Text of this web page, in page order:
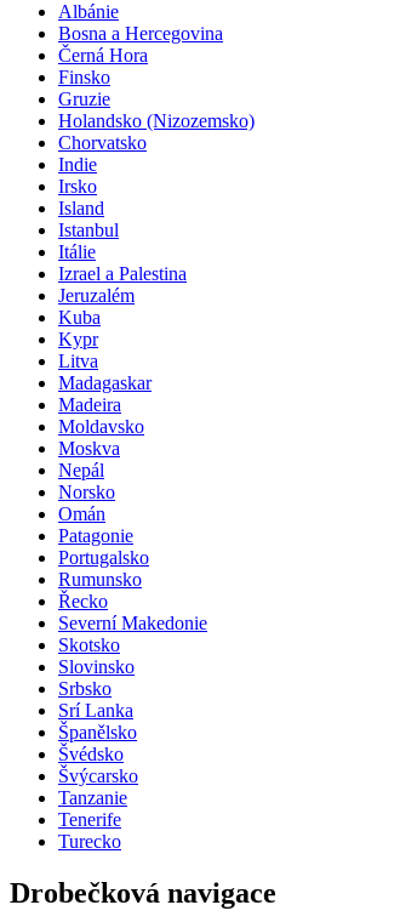
Albánie
Bosna a Hercegovina
Černá Hora
Finsko
Gruzie
Holandsko (Nizozemsko)
Chorvatsko
Indie
Irsko
Island
Istanbul
Itálie
Izrael a Palestina
Jeruzalém
Kuba
Kypr
Litva
Madagaskar
Madeira
Moldavsko
Moskva
Nepál
Norsko
Omán
Patagonie
Portugalsko
Rumunsko
Řecko
Severní Makedonie
Skotsko
Slovinsko
Srbsko
Srí Lanka
Španělsko
Švédsko
Švýcarsko
Tanzanie
Tenerife
Turecko
Drobečková navigace